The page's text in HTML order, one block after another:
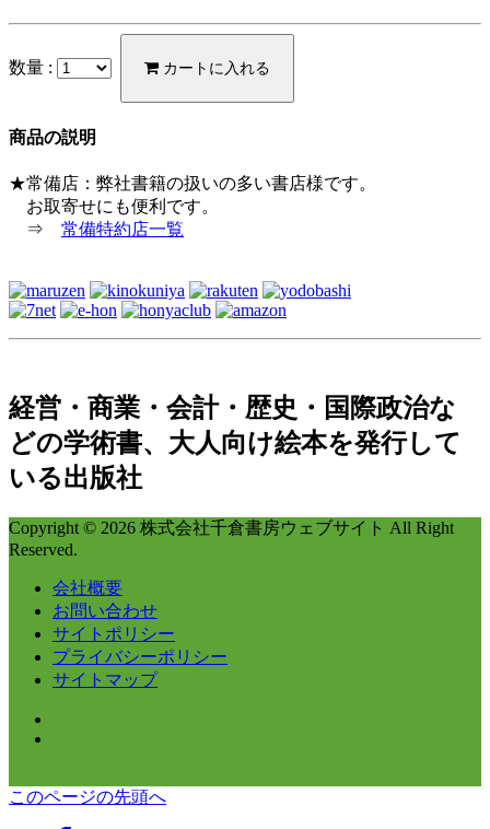
数量 : カートに入れる
商品の説明
★常備店：弊社書籍の扱いの多い書店様です。
お取寄せにも便利です。
⇒ 常備特約店一覧
経営・商業・会計・歴史・国際政治な
どの学術書、大人向け絵本を発行して
いる出版社
Copyright © 2026 株式会社千倉書房ウェブサイト All Right
Reserved.
会社概要
お問い合わせ
サイトポリシー
プライバシーポリシー
サイトマップ
このページの先頭へ